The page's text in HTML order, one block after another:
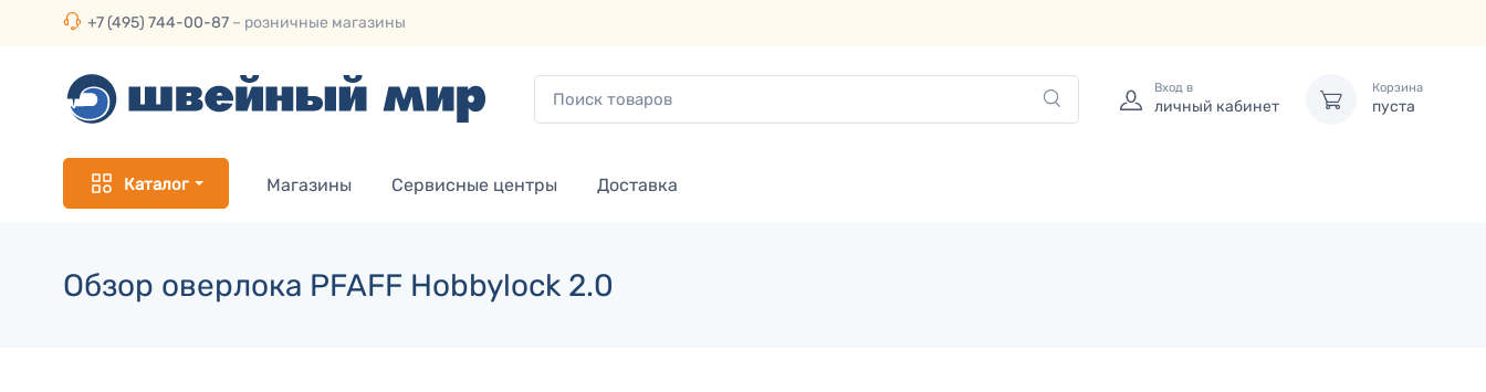
+7 (495) 744-00-87 – розничные магазины
Вход в
личный кабинет
Корзина
пуста
Каталог Магазины Сервисные центры Доставка
Обзор оверлока PFAFF Hobbylock 2.0